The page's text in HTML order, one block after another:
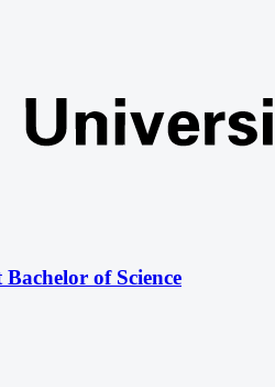
Bachelor of Science